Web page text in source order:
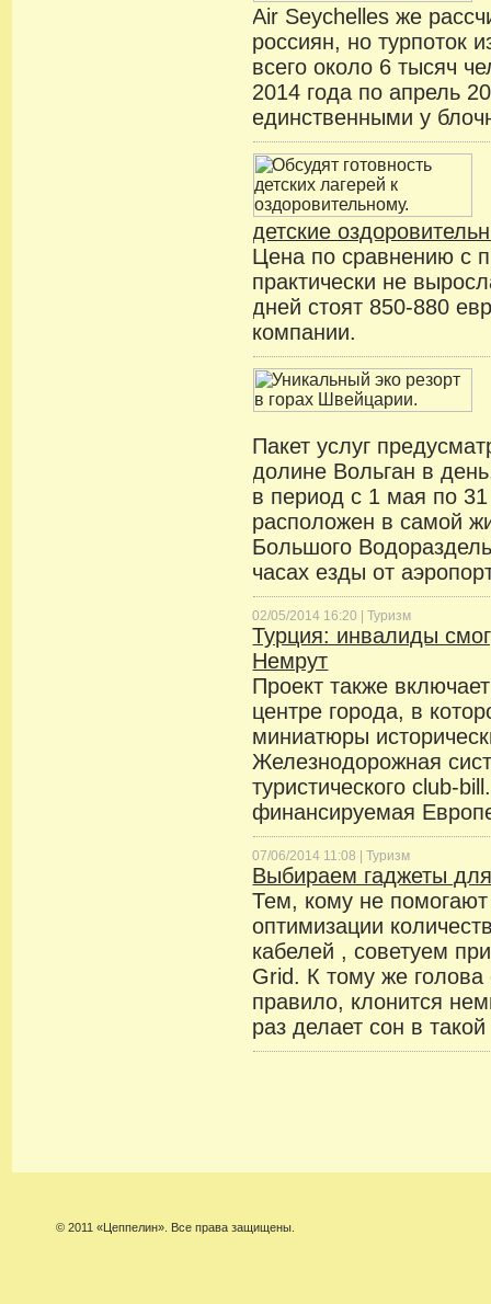
Air Seychelles же
россиян, но турпоток
всего около 6 тысяч
2014 года по апрель
единственными у
детские
Цена по сравнению с
практически не
дней стоят 850-880
компании.
Пакет услуг
долине Вольган в
в период с 1 мая по
расположен в самой
Большого
часах езды от
02/05/2014 16:20 |Туризм
Турция: инвалиды
Немрут
Проект также
центре города, в
миниатюры
Железнодорожная
туристического club-
финансируемая
07/06/2014 11:08 |Туризм
Выбираем гаджеты
Тем, кому не
оптимизации
кабелей , советуем
Grid. К тому же голова
правило, клонится
раз делает сон в
© 2011 «Цеппелин». Все права защищены.